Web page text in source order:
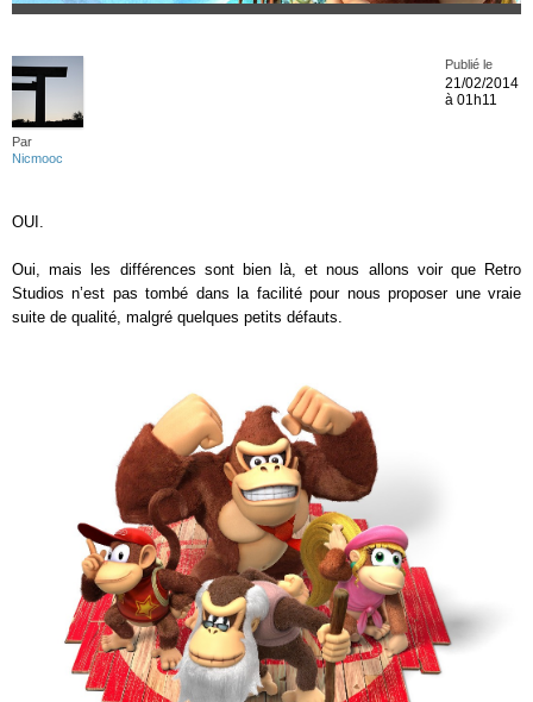
Par
Nicmooc
Publié le
21/02/2014
à 01h11
OUI.
Oui, mais les différences sont bien là, et nous allons voir que Retro
Studios n’est pas tombé dans la facilité pour nous proposer une vraie
suite de qualité, malgré quelques petits défauts.